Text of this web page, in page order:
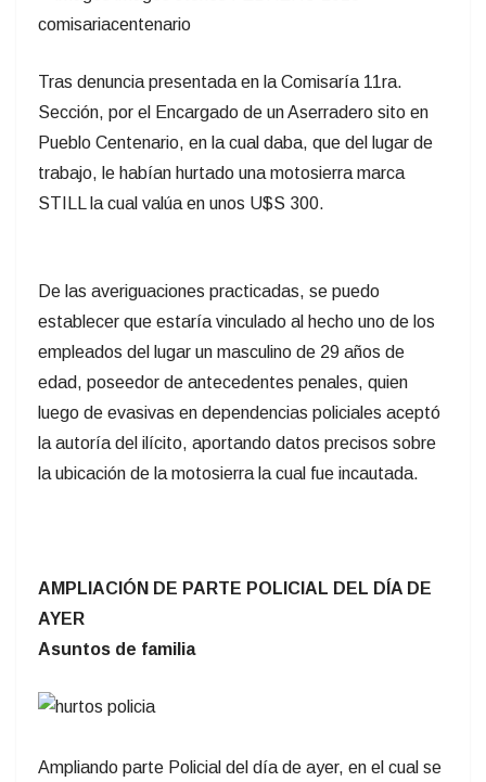
Tras denuncia presentada en la Comisaría 11ra.
Sección, por el Encargado de un Aserradero sito en
Pueblo Centenario, en la cual daba, que del lugar de
trabajo, le habían hurtado una motosierra marca
STILL la cual valúa en unos U$S 300.
De las averiguaciones practicadas, se puedo
establecer que estaría vinculado al hecho uno de los
empleados del lugar un masculino de 29 años de
edad, poseedor de antecedentes penales, quien
luego de evasivas en dependencias policiales aceptó
la autoría del ilícito, aportando datos precisos sobre
la ubicación de la motosierra la cual fue incautada.
AMPLIACIÓN DE PARTE POLICIAL DEL DÍA DE
AYER
Asuntos de familia
Ampliando parte Policial del día de ayer, en el cual se